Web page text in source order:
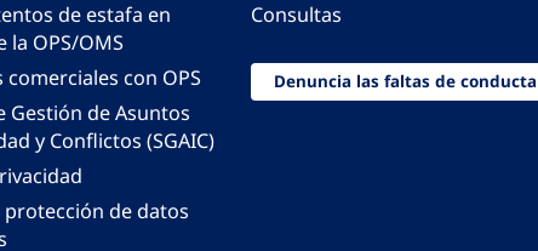
de estafa en
la OPS/OMS
comerciales con OPS
Gestión de Asuntos
y Conflictos (SGAIC)
protección de datos
Consultas
Denuncia las faltas de conducta